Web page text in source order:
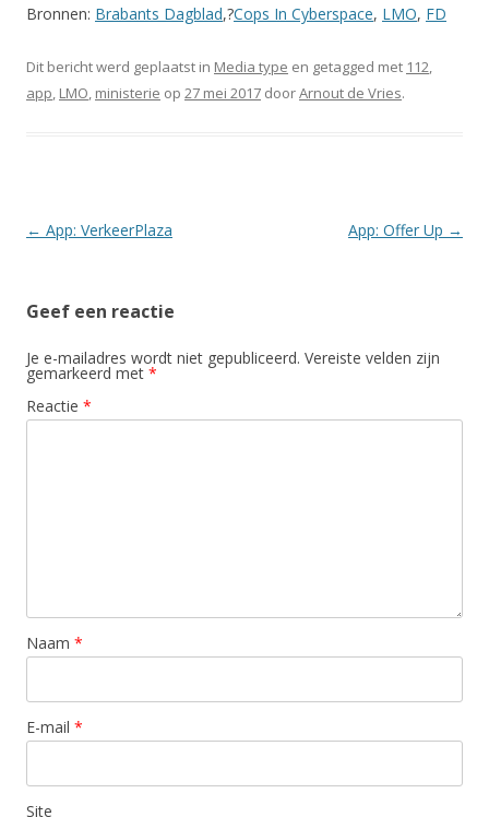
Bronnen: Brabants Dagblad,?Cops In Cyberspace, LMO, FD
Dit bericht werd geplaatst in Media type en getagged met 112,
app, LMO, ministerie op 27 mei 2017 doorArnout de Vries.
Berichtnavigatie
← App: VerkeerPlaza App: Offer Up →
Geef een reactie
Je e-mailadres wordt niet gepubliceerd. Vereiste velden zijn
gemarkeerd met *
Reactie *
Naam *
E-mail *
Site